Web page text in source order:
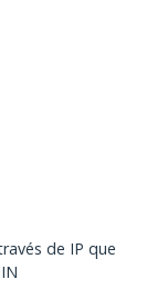
de IP que